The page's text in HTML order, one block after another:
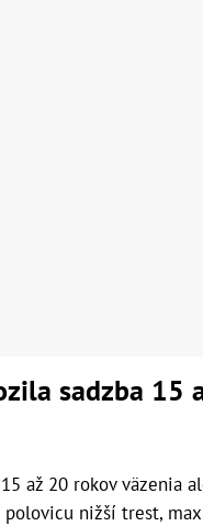
sadzba 15
až 20 rokov väzenia
nižší trest,